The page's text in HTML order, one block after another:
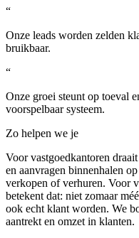
“
Onze leads worden zelden
bruikbaar.
“
Onze groei steunt op toeval
voorspelbaar systeem.
Zo helpen we je
Voor vastgoedkantoren
en aanvragen binnenhalen
verkopen of verhuren. Voor
betekent dat: niet zomaar
ook echt klant worden. We
aantrekt en omzet in klanten.